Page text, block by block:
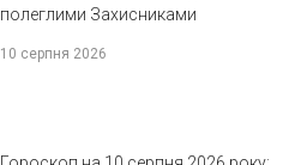
полеглими Захисниками
10 серпня 2026